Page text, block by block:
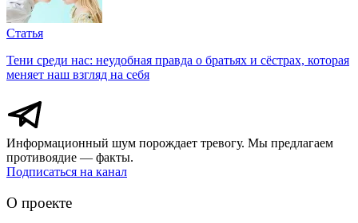
Статья
Тени среди нас: неудобная правда о братьях и сёстрах, которая
меняет наш взгляд на себя
Информационный шум порождает тревогу. Мы предлагаем
противоядие — факты.
Подписаться на канал
О проекте